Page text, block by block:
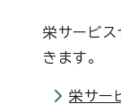
栄サービス
きます。
栄サー